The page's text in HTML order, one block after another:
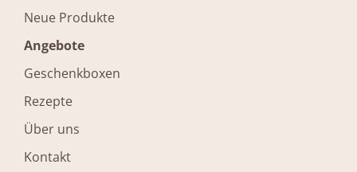
Neue Produkte
Angebote
Geschenkboxen
Rezepte
Über uns
Kontakt